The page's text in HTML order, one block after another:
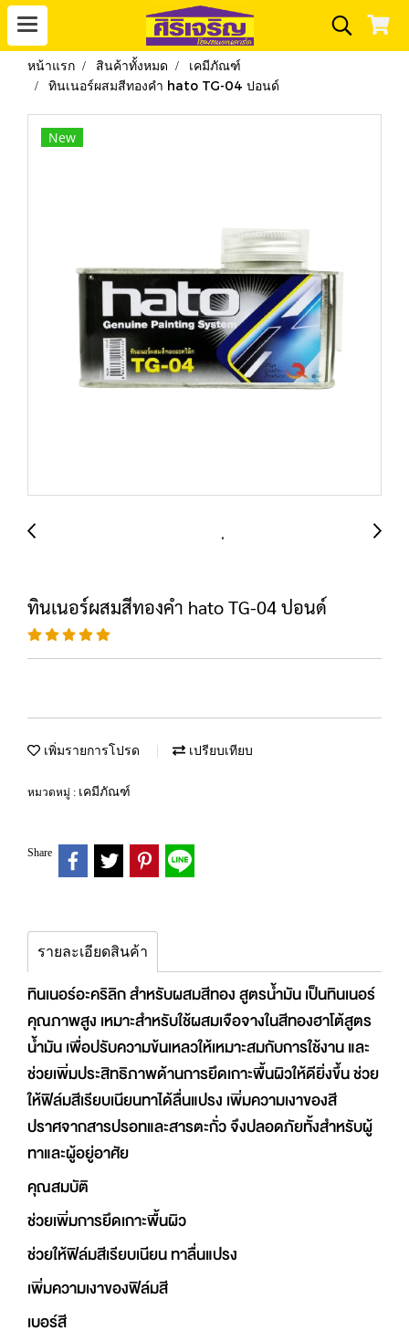
หน้าแรก สินค้าทั้งหมด
เคมีภัณฑ์
ทินเนอร์ผสมสีทองคำ hato TG-04 ปอนด์
New
ทินเนอร์ผสมสีทองคำ hato TG-04 ปอนด์
เพิ่มรายการโปรด เปรียบเทียบ
หมวดหมู่ : เคมีภัณฑ์
Share
รายละเอียดสินค้า
ทินเนอร์อะคริลิก สำหรับผสมสีทอง สูตรน้ำมัน เป็นทินเนอร์
คุณภาพสูง เหมาะสำหรับใช้ผสมเจือจางในสีทองฮาโต้สูตร
น้ำมัน เพื่อปรับความข้นเหลวให้เหมาะสมกับการใช้งาน และ
ช่วยเพิ่มประสิทธิภาพด้านการยึดเกาะพื้นผิวให้ดียิ่งขึ้น ช่วย
ให้ฟิล์มสีเรียบเนียนทาได้ลื่นแปรง เพิ่มความเงาของสี
ปราศจากสารปรอทและสารตะกั่ว จึงปลอดภัยทั้งสำหรับผู้
ทาและผู้อยู่อาศัย
คุณสมบัติ
ช่วยเพิ่มการยึดเกาะพื้นผิว
ช่วยให้ฟิล์มสีเรียบเนียน ทาลื่นแปรง
เพิ่มความเงาของฟิล์มสี
เบอร์สี